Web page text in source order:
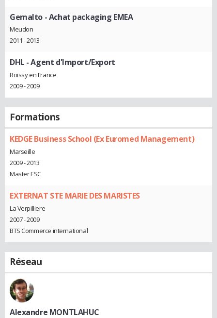
Gemalto - Achat packaging EMEA
Meudon
2011 - 2013
DHL - Agent d'Import/Export
Roissy en France
2009 - 2009
Formations
KEDGE Business School (Ex Euromed Management)
Marseille
2009 - 2013
Master ESC
EXTERNAT STE MARIE DES MARISTES
La Verpilliere
2007 - 2009
BTS Commerce international
Réseau
Alexandre MONTLAHUC